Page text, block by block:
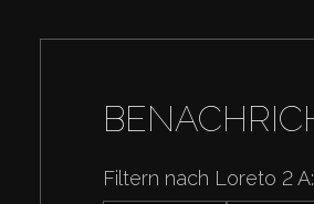
Filtern nach Loreto 2 A: